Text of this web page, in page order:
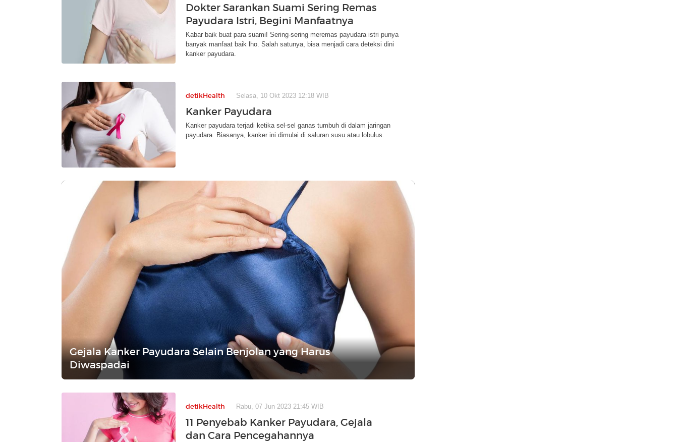
Dokter Sarankan Suami Sering Remas
Payudara Istri, Begini Manfaatnya
Kabar baik buat para suami! Sering-sering meremas payudara istri punya
banyak manfaat baik lho. Salah satunya, bisa menjadi cara deteksi dini
kanker payudara.
detikHealth Selasa, 10 Okt 2023 12:18 WIB
Kanker Payudara
Kanker payudara terjadi ketika sel-sel ganas tumbuh di dalam jaringan
payudara. Biasanya, kanker ini dimulai di saluran susu atau lobulus.
Gejala Kanker Payudara Selain Benjolan yang Harus
Diwaspadai
detikHealth Rabu, 07 Jun 2023 21:45 WIB
11 Penyebab Kanker Payudara, Gejala
dan Cara Pencegahannya